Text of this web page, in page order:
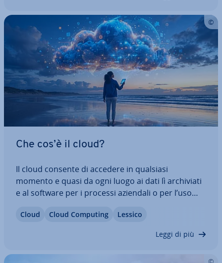
Che cos’è il cloud?
Il cloud consente di accedere in qualsiasi
momento e quasi da ogni luogo ai dati lì ar­chi­via­ti
e al software per i processi aziendali o per l’uso
di un fornitore esterno alla propria in­fra­strut­tu­ra
Cloud Cloud Computing Lessico
Leggi di più